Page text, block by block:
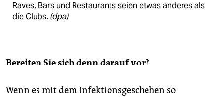
Raves, Bars und Restaurants seien etwas anderes als
die Clubs. (dpa)
Bereiten Sie sich denn darauf vor?
Wenn es mit dem Infektionsgeschehen so